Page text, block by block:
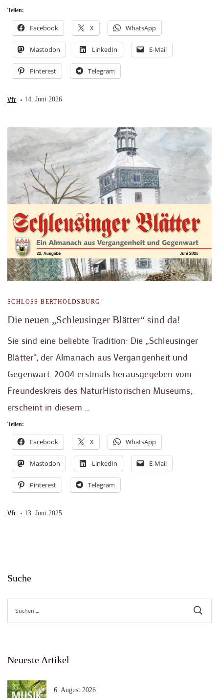
Teilen:
Facebook X WhatsApp
Mastodon LinkedIn E-Mail
Pinterest Telegram
Vfr 14. Juni 2026
SCHLOSS BERTHOLDSBURG
Die neuen „Schleusinger Blätter“ sind da!
Sie sind eine beliebte Tradition: Die „Schleusinger
Blätter“, der Almanach aus Vergangenheit und
Gegenwart. 2004 erstmals herausgegeben vom
Freundeskreis des NaturHistorischen Museums,
erscheint in diesem …
Teilen:
Facebook X WhatsApp
Mastodon LinkedIn E-Mail
Pinterest Telegram
Vfr 13. Juni 2025
Suche
Suche
nach:
Neueste Artikel
6. August 2026